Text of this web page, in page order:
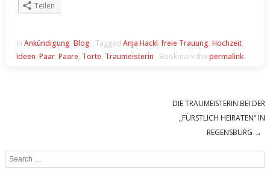
Teilen
In Ankündigung, Blog Tagged Anja Hackl,freie Trauung, Hochzeit,
Ideen, Paar, Paare, Torte, Traumeisterin Bookmark the permalink.
DIE TRAUMEISTERIN BEI DER
„FÜRSTLICH HEIRATEN“ IN
REGENSBURG →
Search